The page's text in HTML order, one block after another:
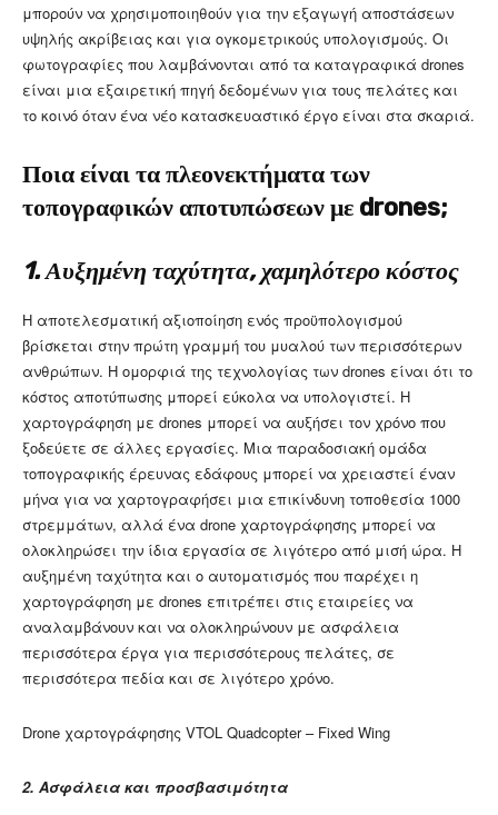
μπορούν να χρησιμοποιηθούν για την εξαγωγή αποστάσεων
υψηλής ακρίβειας και για ογκομετρικούς υπολογισμούς. Οι
φωτογραφίες που λαμβάνονται από τα καταγραφικά drones
είναι μια εξαιρετική πηγή δεδομένων για τους πελάτες και
το κοινό όταν ένα νέο κατασκευαστικό έργο είναι στα σκαριά.
Ποια είναι τα πλεονεκτήματα των
τοπογραφικών αποτυπώσεων με drones;
1. Αυξημένη ταχύτητα, χαμηλότερο κόστος
Η αποτελεσματική αξιοποίηση ενός προϋπολογισμού
βρίσκεται στην πρώτη γραμμή του μυαλού των περισσότερων
ανθρώπων. Η ομορφιά της τεχνολογίας των drones είναι ότι το
κόστος αποτύπωσης μπορεί εύκολα να υπολογιστεί. Η
χαρτογράφηση με drones μπορεί να αυξήσει τον χρόνο που
ξοδεύετε σε άλλες εργασίες. Μια παραδοσιακή ομάδα
τοπογραφικής έρευνας εδάφους μπορεί να χρειαστεί έναν
μήνα για να χαρτογραφήσει μια επικίνδυνη τοποθεσία 1000
στρεμμάτων, αλλά ένα drone χαρτογράφησης μπορεί να
ολοκληρώσει την ίδια εργασία σε λιγότερο από μισή ώρα. Η
αυξημένη ταχύτητα και ο αυτοματισμός που παρέχει η
χαρτογράφηση με drones επιτρέπει στις εταιρείες να
αναλαμβάνουν και να ολοκληρώνουν με ασφάλεια
περισσότερα έργα για περισσότερους πελάτες, σε
περισσότερα πεδία και σε λιγότερο χρόνο.
Drone χαρτογράφησης VTOL Quadcopter – Fixed Wing
2. Ασφάλεια και προσβασιμότητα